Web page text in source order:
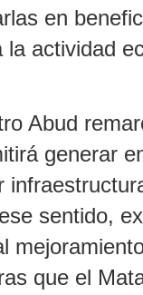
en
actividad
Abud
generar
sentido,
que el